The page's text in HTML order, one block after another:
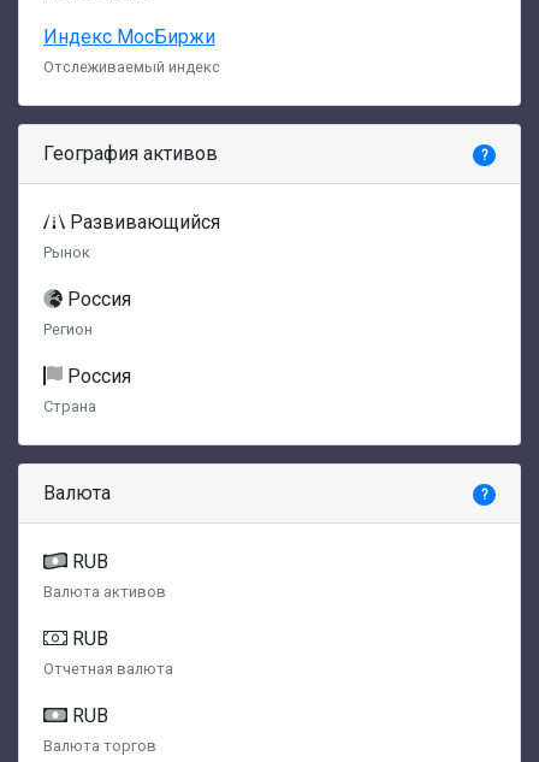
Индекс МосБиржи
Отслеживаемый индекс
География активов ?
Развивающийся
Рынок
Россия
Регион
Россия
Страна
Валюта ?
RUB
Валюта активов
RUB
Отчетная валюта
RUB
Валюта торгов